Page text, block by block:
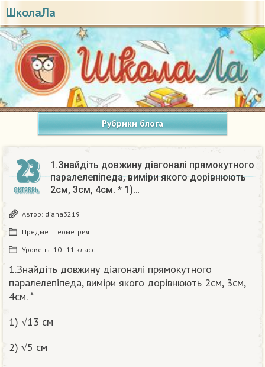
ШколаЛа
Рубрики блога
23
ОКТЯБРЬ
1.Знайдіть довжину діагоналі прямокутного
паралелепіпеда, виміри якого дорівнюють
2см, 3см, 4см. * 1)…
Автор: diana3219
Предмет: Геометрия
Уровень: 10 - 11 класс
1.Знайдіть довжину діагоналі прямокутного
паралелепіпеда, виміри якого дорівнюють 2см, 3см,
4см. *
1) √13 см
2) √5 см